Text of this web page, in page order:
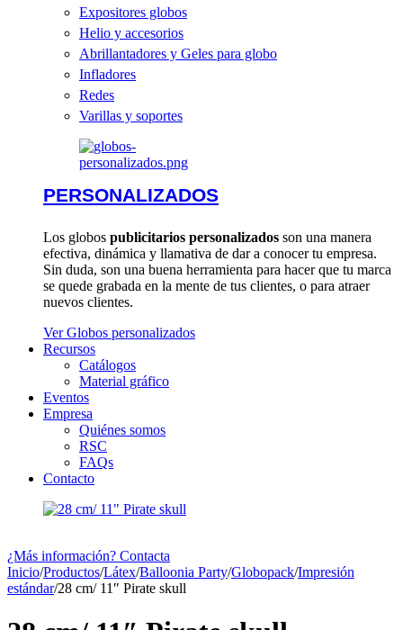
Expositores globos
Helio y accesorios
Abrillantadores y Geles para globo
Infladores
Redes
Varillas y soportes
PERSONALIZADOS
Los globos publicitarios personalizados son una manera
efectiva, dinámica y llamativa de dar a conocer tu empresa.
Sin duda, son una buena herramienta para hacer que tu marca
se quede grabada en la mente de tus clientes, o para atraer
nuevos clientes.
Ver Globos personalizados
Recursos
Catálogos
Material gráfico
Eventos
Empresa
Quiénes somos
RSC
FAQs
Contacto
¿Más información? Contacta
Inicio/Productos/Látex/Balloonia Party/Globopack/Impresión
estándar/28 cm/ 11″ Pirate skull